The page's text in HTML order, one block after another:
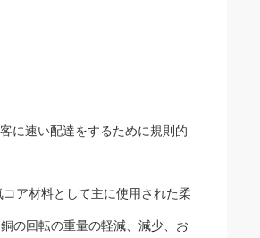
に速い配達をするために規則的
ア材料として主に使用された柔
の回転の重量の軽減、減少、お